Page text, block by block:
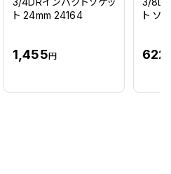
ト 24mm 24164
1,455円
ト ソ
622